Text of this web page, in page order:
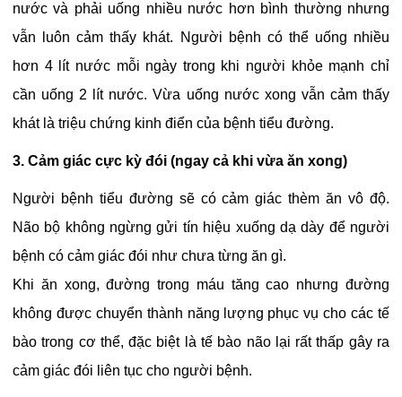
nước và phải uống nhiều nước hơn bình thường nhưng
vẫn luôn cảm thấy khát. Người bệnh có thể uống nhiều
hơn 4 lít nước mỗi ngày trong khi người khỏe mạnh chỉ
cần uống 2 lít nước. Vừa uống nước xong vẫn cảm thấy
khát là triệu chứng kinh điển của bệnh tiểu đường.
3. Cảm giác cực kỳ đói (ngay cả khi vừa ăn xong)
Người bệnh tiểu đường sẽ có cảm giác thèm ăn vô độ.
Não bộ không ngừng gửi tín hiệu xuống dạ dày để người
bệnh có cảm giác đói như chưa từng ăn gì.
Khi ăn xong, đường trong máu tăng cao nhưng đường
không được chuyển thành năng lượng phục vụ cho các tế
bào trong cơ thể, đặc biệt là tế bào não lại rất thấp gây ra
cảm giác đói liên tục cho người bệnh.